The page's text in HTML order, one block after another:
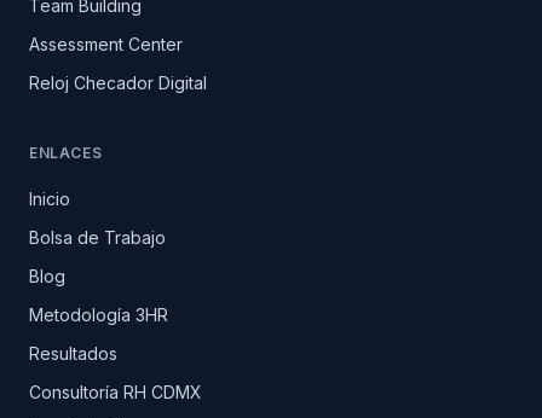
Team Building
Assessment Center
Reloj Checador Digital
ENLACES
Inicio
Bolsa de Trabajo
Blog
Metodología 3HR
Resultados
Consultoría RH CDMX